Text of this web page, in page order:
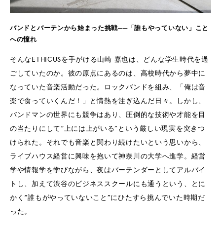
バンドとバーテンから始まった挑戦──「誰もやっていない」こと
への憧れ
そんなETHICUSを手がける山崎 嘉也は、どんな学生時代を過
ごしていたのか。彼の原点にあるのは、高校時代から夢中に
なっていた音楽活動だった。ロックバンドを組み、「俺は音
楽で食っていくんだ！」と情熱を注ぎ込んだ日々。しかし、
バンドマンの世界にも競争はあり、圧倒的な技術や才能を目
の当たりにして“上には上がいる”という厳しい現実を突きつ
けられた。それでも音楽と関わり続けたいという思いから、
ライブハウス経営に興味を抱いて神奈川の大学へ進学。経営
学や情報学を学びながら、夜はバーテンダーとしてアルバイ
トし、加えて渋谷のビジネススクールにも通うという、とに
かく“誰もがやっていないこと”にひたすら挑んでいた時期だ
った。